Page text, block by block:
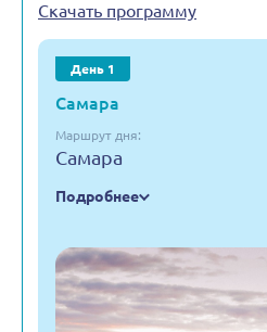
Скачать программу
День 1
Самара
Маршрут дня:
Самара
Подробнее